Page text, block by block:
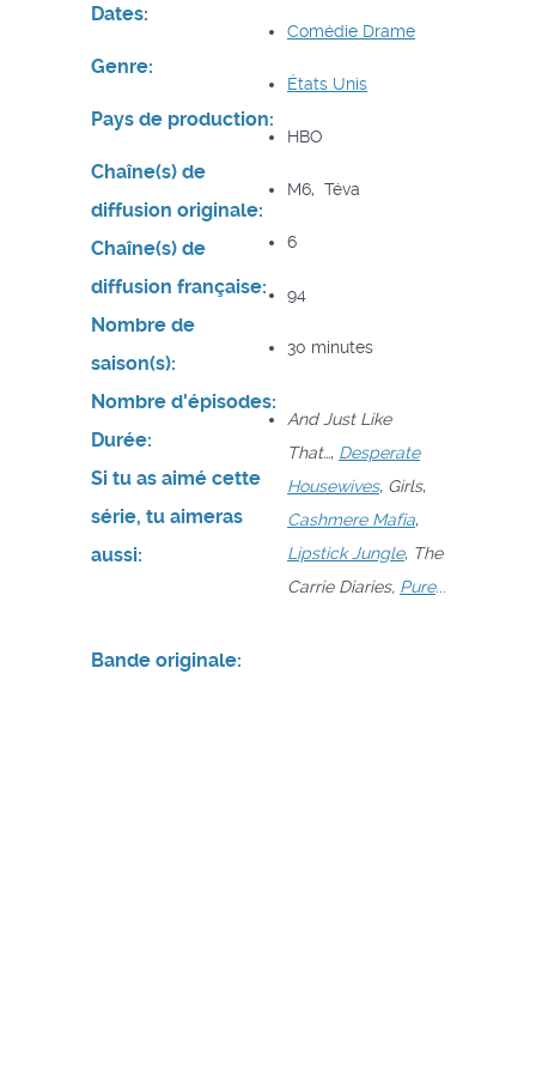
Dates:
Genre:
Comédie Drame
Pays de production:
États Unis
Chaîne(s) de
diffusion originale:
HBO
Chaîne(s) de
diffusion française:
M6, Téva
Nombre de
saison(s):
6
Nombre d'épisodes:
94
Durée:
30 minutes
Si tu as aimé cette
série, tu aimeras
aussi:
And Just Like
That…, Desperate
Housewives, Girls,
Cashmere Mafia,
Lipstick Jungle, The
Carrie Diaries, Pure...
Bande originale: